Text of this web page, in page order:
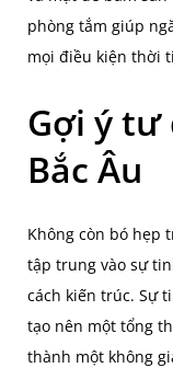
phòng tắm giúp
mọi điều kiện thời
Gợi ý tư
Bắc Âu
Không còn bó hẹp
tập trung vào sự
cách kiến trúc. Sự
tạo nên một tổng
thành một không